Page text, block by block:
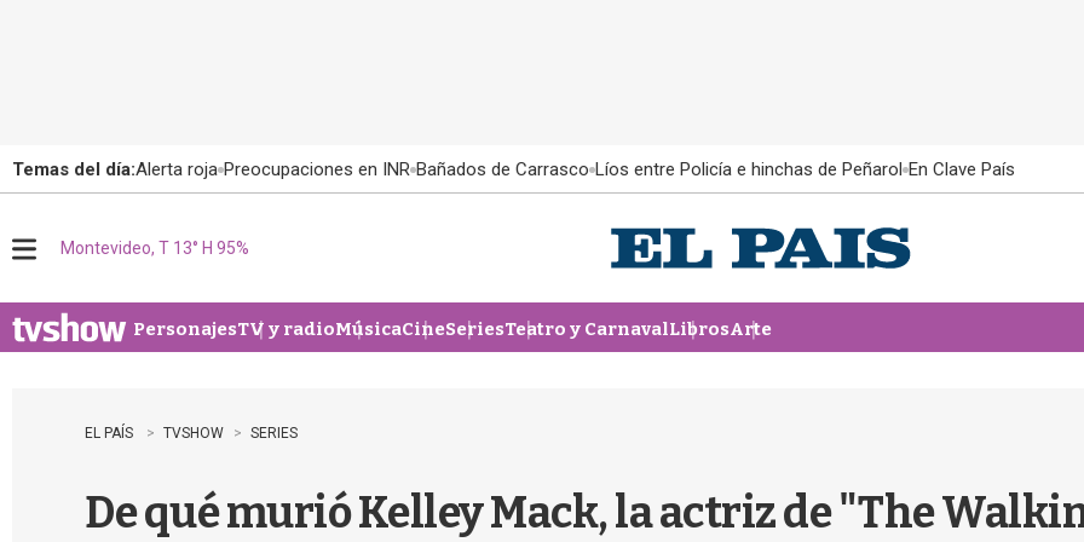
Temas del día:Alerta roja Preocupaciones en INR Bañados de Carrasco Líos entre Policía e hinchas de Peñarol En Clave País
u
Montevideo, T 13° H 95%
PersonajesTV y radioMúsicaCineSeriesTeatro y CarnavalLibrosArte
EL PAÍS TVSHOW SERIES
De qué murió Kelley Mack, la actriz de "The